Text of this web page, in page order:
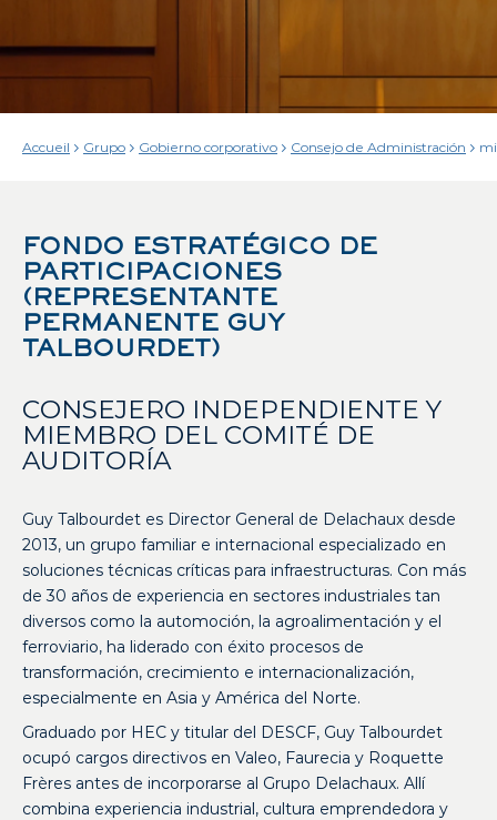
Accueil Grupo Gobierno corporativo Consejo de Administración
FONDO ESTRATÉGICO DE
PARTICIPACIONES
(REPRESENTANTE
PERMANENTE GUY
TALBOURDET)
CONSEJERO INDEPENDIENTE Y
MIEMBRO DEL COMITÉ DE
AUDITORÍA
Guy Talbourdet es Director General de Delachaux desde
2013, un grupo familiar e internacional especializado en
soluciones técnicas críticas para infraestructuras. Con más
de 30 años de experiencia en sectores industriales tan
diversos como la automoción, la agroalimentación y el
ferroviario, ha liderado con éxito procesos de
transformación, crecimiento e internacionalización,
especialmente en Asia y América del Norte.
Graduado por HEC y titular del DESCF, Guy Talbourdet
ocupó cargos directivos en Valeo, Faurecia y Roquette
Frères antes de incorporarse al Grupo Delachaux. Allí
combina experiencia industrial, cultura emprendedora y